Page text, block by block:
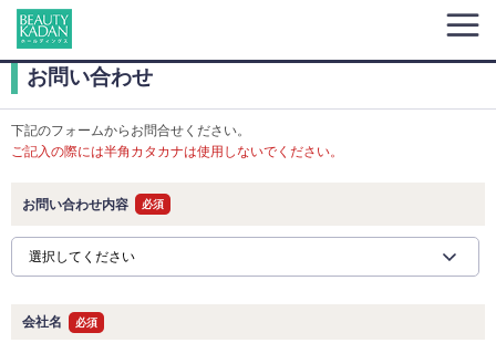
お問い合わせ
下記のフォームからお問合せください。
ご記入の際には半角カタカナは使用しないでください。
お問い合わせ内容 必須
会社名 必須